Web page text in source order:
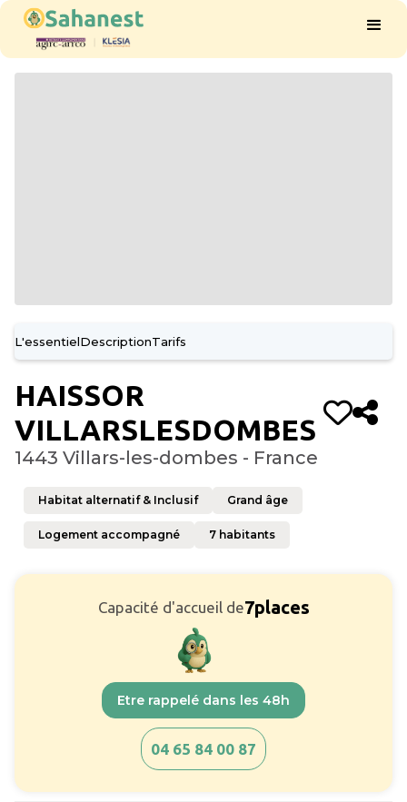
L'essentielDescriptionTarifs
HAISSOR
VILLARSLESDOMBES
1443 Villars-les-dombes - France
Habitat alternatif & Inclusif Grand âge
Logement accompagné 7 habitants
Capacité d'accueil de7places
Etre rappelé dans les 48h
04 65 84 00 87